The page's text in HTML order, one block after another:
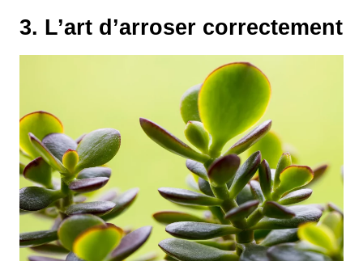
3. L’art d’arroser correctement